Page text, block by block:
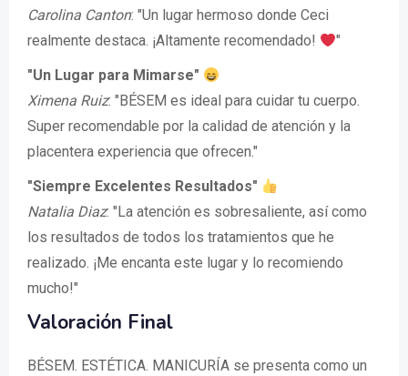
Carolina Canton: "Un lugar hermoso donde Ceci
realmente destaca. ¡Altamente recomendado!
"
"Un Lugar para Mimarse"
Ximena Ruiz: "BÉSEM es ideal para cuidar tu cuerpo.
Super recomendable por la calidad de atención y la
placentera experiencia que ofrecen."
"Siempre Excelentes Resultados"
Natalia Diaz: "La atención es sobresaliente, así como
los resultados de todos los tratamientos que he
realizado. ¡Me encanta este lugar y lo recomiendo
mucho!"
Valoración Final
BÉSEM. ESTÉTICA. MANICURÍA se presenta como un